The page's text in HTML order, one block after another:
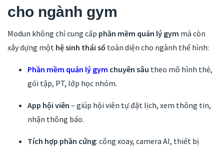
cho ngành gym
Modun không chỉ cung cấp phần mềm quản lý gym mà còn
xây dựng một hệ sinh thái số toàn diện cho ngành thể hình:
Phần mềm quản lý gym chuyên sâu theo mô hình thẻ,
gói tập, PT, lớp học nhóm.
App hội viên – giúp hội viên tự đặt lịch, xem thông tin,
nhận thông báo.
Tích hợp phần cứng: cổng xoay, camera AI, thiết bị